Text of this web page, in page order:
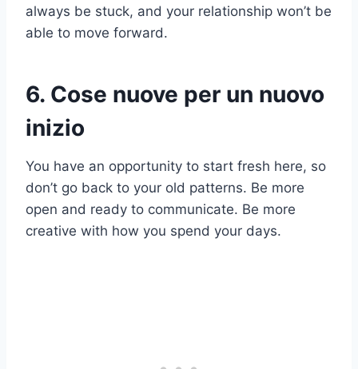
always be stuck, and your relationship won’t be
able to move forward.
6. Cose nuove per un nuovo
inizio
You have an opportunity to start fresh here, so
don’t go back to your old patterns. Be more
open and ready to communicate. Be more
creative with how you spend your days.